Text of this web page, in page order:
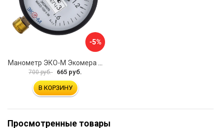
-5%
700 руб. 665 руб.
В КОРЗИНУ
Просмотренные товары